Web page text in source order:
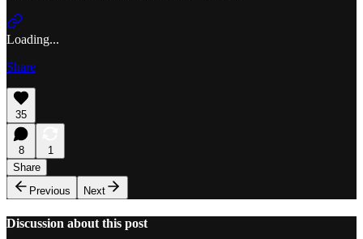
Loading...
Share
35
8
1
Share
Previous
Next
Discussion about this post